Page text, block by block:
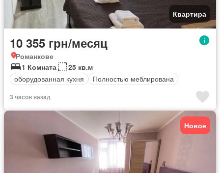
Квартира
10 355 грн/месяц
Романкове
1 Комната
25 кв.м
оборудованная кухня
Полностью меблирована
3 часов назад
Новое